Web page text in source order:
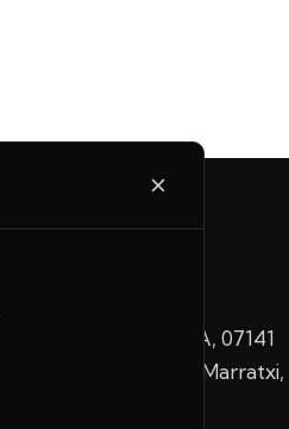
Carrer Conradors, 10A, 07141
Poligono Industrial de Marratxi,